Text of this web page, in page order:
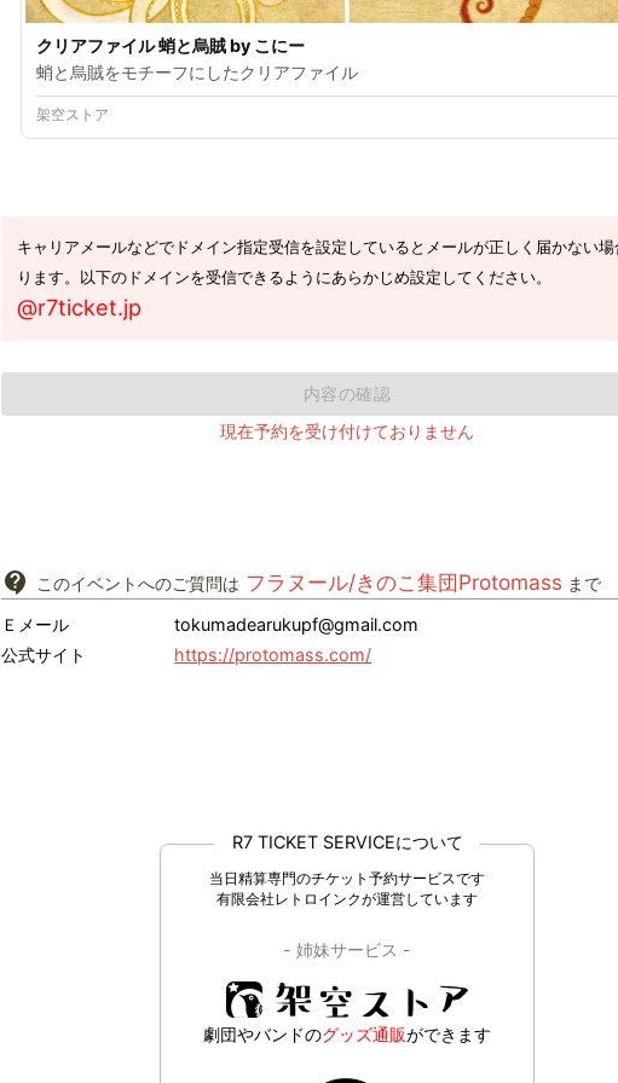
クリアファイル 蛸と烏賊 by こにー
蛸と烏賊をモチーフにしたクリアファイル
架空ストア
キャリアメールなどでドメイン指定受信を設定しているとメールが正しく届かない
ります。以下のドメインを受信できるようにあらかじめ設定してください。
@r7ticket.jp
内容の確認
現在予約を受け付けておりません
このイベントへのご質問は フラヌール/きのこ集団Protomass まで
Ｅメール
tokumadearukupf@gmail.com
公式サイト
https://protomass.com/
R7 TICKET SERVICEについて
当日精算専門のチケット予約サービスです
有限会社レトロインクが運営しています
- 姉妹サービス -
劇団やバンドのグッズ通販ができます